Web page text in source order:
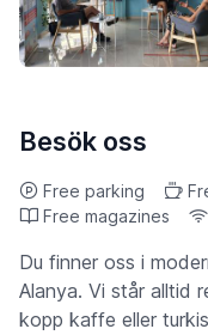
Besök oss
Free parking
Free magazines
Du finner oss i
Alanya. Vi står alltid
kopp kaffe eller